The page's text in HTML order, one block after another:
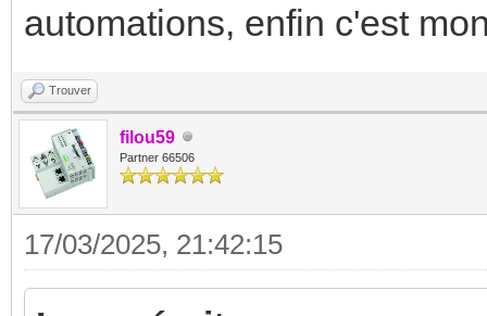
automations, enfin c'est
Trouver
filou59
Partner 66506
17/03/2025, 21:42:15